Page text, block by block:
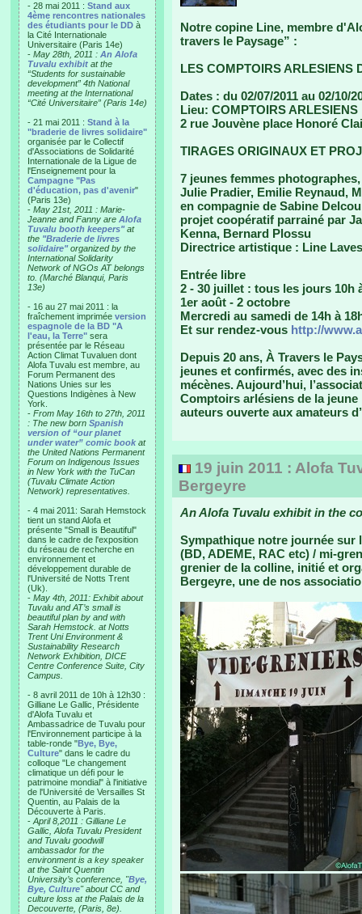
- 28 mai 2011 : Stand aux
4ème rencontres nationales
des étudiants pour le DD à
la Cité Internationale
Universitaire (Paris 14e)
- May 28th, 2011 : An Alofa
Tuvalu exhibit at the
“Students for sustainable
development” 4th National
meeting at the International
“Cité Universitaire” (Paris 14e)
- 21 mai 2011 : Stand à la
"braderie de livres solidaire"
organisée par le Collectif
d'Associations de Solidarité
Internationale de la Ligue de
l'Enseignement pour la
Campagne "Pas
d'éducation, pas d'avenir"
(Paris 13e)
- May 21st, 2011 : Marie-
Jeanne and Fanny are Alofa
Tuvalu booth keepers"at
the "Braderie de livres
solidaire"organized by the
International Solidarity
Network of NGOs AT belongs
to. (Marché Blanqui, Paris
13e)
- 16 au 27 mai 2011 : la
fraîchement imprimée version
espagnole de la BD "A
l'eau, la Terre" sera
présentée par le Réseau
Action Climat Tuvaluen dont
Alofa Tuvalu est membre, au
Forum Permanent des
Nations Unies sur les
Questions Indigènes à New
York.
- From May 16th to 27th, 2011
: The new born Spanish
version of “our planet
under water” comic book at
the United Nations Permanent
Forum on Indigenous Issues
in New York with the TuCan
(Tuvalu Climate Action
Network) representatives.
- 4 mai 2011: Sarah Hemstock
tient un stand Alofa et
présente "Small is Beautiful"
dans le cadre de l'exposition
du réseau de recherche en
environnement et
développement durable de
l'Université de Notts Trent
(Uk).
- May 4th, 2011: Exhibit about
Tuvalu and AT’s small is
beautiful plan by and with
Sarah Hemstock. at Notts
Trent Uni Environment &
Sustainability Research
Network Exhibition, DICE
Centre Conference Suite, City
Campus.
- 8 avril 2011 de 10h à 12h30 :
Gilliane Le Gallic, Présidente
d'Alofa Tuvalu et
Ambassadrice de Tuvalu pour
l'Environnement participe à la
table-ronde "Bye, Bye,
Culture" dans le cadre du
colloque "Le changement
climatique un défi pour le
patrimoine mondial" à l'initiative
de l'Université de Versailles St
Quentin, au Palais de la
Découverte à Paris.
- April 8,2011 : Gilliane Le
Gallic, Alofa Tuvalu President
and Tuvalu goodwill
ambassador for the
environment is a key speaker
at the Saint Quentin
University’s conference, "Bye,
Bye, Culture" about CC and
culture loss at the Palais de la
Decouverte, (Paris, 8e).
Notre copine Line, membre
travers le Paysage” :
LES COMPTOIRS ARLESIENS
Dates : du 02/07/2011 au 02/10/
Lieu: COMPTOIRS ARLESIENS
2 rue Jouvène place Honoré
TIRAGES ORIGINAUX ET
7 jeunes femmes
Julie Pradier, Emilie Reynaud,
en compagnie de Sabine
projet coopératif parrainé par
Kenna, Bernard Plossu
Directrice artistique : Line
Entrée libre
2 - 30 juillet : tous les jours 10h
1er août - 2 octobre
Mercredi au samedi de 14h à
Et sur rendez-vous http://
Depuis 20 ans, À Travers le
jeunes et confirmés, avec des
mécènes. Aujourd’hui,
Comptoirs arlésiens de la
auteurs ouverte aux amateurs
19 juin 2011 : Alofa
Bergeyre
An Alofa Tuvalu exhibit in the
Sympathique notre journée sur
(BD, ADEME, RAC etc) / mi-
grenier de la colline, initié et
Bergeyre, une de nos